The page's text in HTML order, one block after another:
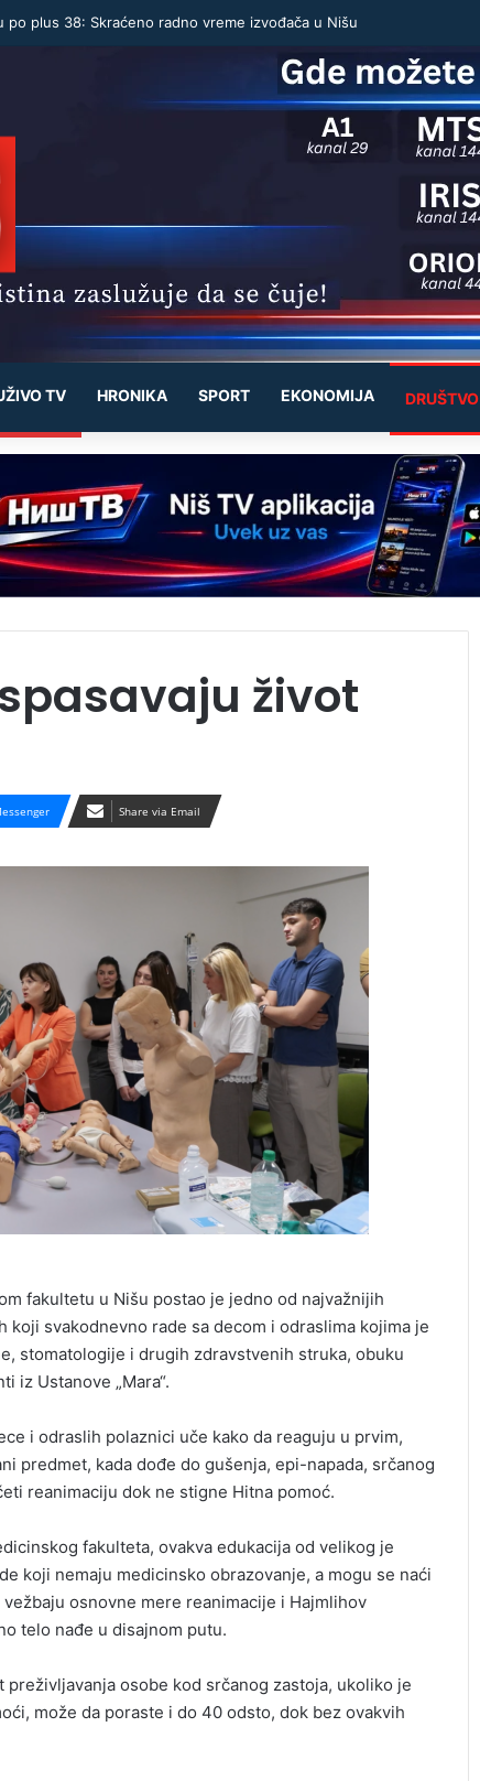
po plus 38: Skraćeno radno vreme izvođača u Nišu
TV HRONIKA SPORT EKONOMIJA DRUŠTVO
život
Share via Email
fakultetu u Nišu postao je jedno od najvažnijih
koji svakodnevno rade sa decom i odraslima kojima je
stomatologije i drugih zdravstvenih struka, obuku
iz Ustanove „Mara“.
i odraslih polaznici uče kako da reaguju u prvim,
predmet, kada dođe do gušenja, epi-napada, srčanog
reanimaciju dok ne stigne Hitna pomoć.
fakulteta, ovakva edukacija od velikog je
koji nemaju medicinsko obrazovanje, a mogu se naći
osnovne mere reanimacije i Hajmlihov
telo nađe u disajnom putu.
osobe kod srčanog zastoja, ukoliko je
može da poraste i do 40 odsto, dok bez ovakvih